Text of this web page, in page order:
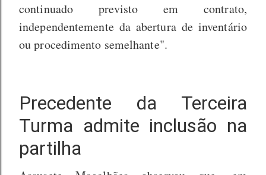
continuado previsto em contrato,
independentemente da abertura de inventário
ou procedimento semelhante".
Precedente da Terceira
Turma admite inclusão na
partilha